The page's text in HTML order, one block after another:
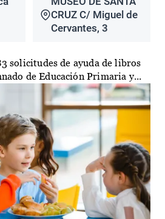
CRUZ C/ Miguel de
Cervantes, 3
solicitudes de ayuda de libros
de Educación Primaria y...